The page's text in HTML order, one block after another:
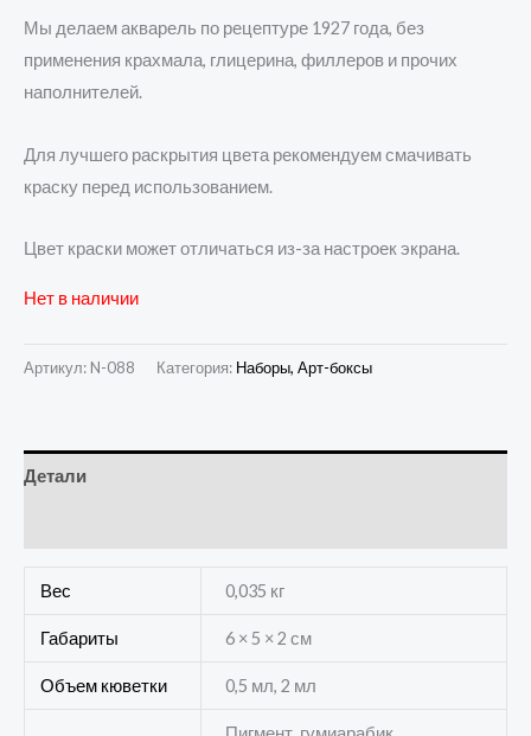
Мы делаем акварель по рецептуре 1927 года, без
применения крахмала, глицерина, филлеров и прочих
наполнителей.
Для лучшего раскрытия цвета рекомендуем смачивать
краску перед использованием.
Цвет краски может отличаться из-за настроек экрана.
Нет в наличии
Артикул: N-088 Категория: Наборы, Арт-боксы
Детали
Вес 0,035 кг
Габариты 6 × 5 × 2 см
Объем кюветки 0,5 мл, 2 мл